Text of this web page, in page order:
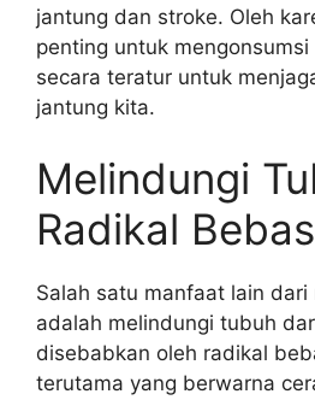
jantung dan stroke. Oleh
penting untuk
secara teratur untuk
jantung kita.
Melindungi
Radikal Bebas
Salah satu manfaat lain dari
adalah melindungi tubuh
disebabkan oleh radikal
terutama yang berwarna